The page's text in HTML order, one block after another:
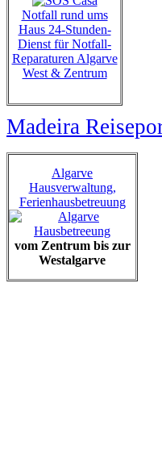
Notfall rund ums
Haus 24-Stunden-
Dienst für Notfall-
Reparaturen Algarve
West & Zentrum
Madeira
Algarve
Hausverwaltung,
Ferienhausbetreuung
vom Zentrum bis zur
Westalgarve